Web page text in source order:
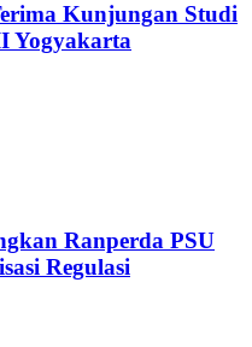
Kunjungan Studi
Yogyakarta
Ranperda PSU
Regulasi